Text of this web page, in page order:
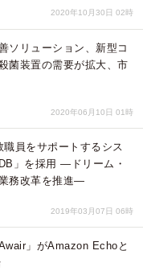
2020年10月30日 02時
ソリューション、新型コ
菌装置の需要が拡大、市
2020年06月10日 01時
員をサポートするシス
」を採用 ―ドリーム・
務改革を推進―
2019年03月07日 06時
」がAmazon Echoと